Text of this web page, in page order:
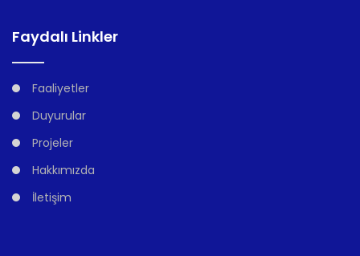
Faydalı Linkler
Faaliyetler
Duyurular
Projeler
Hakkımızda
İletişim